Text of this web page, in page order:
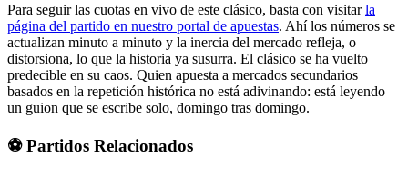
Para seguir las cuotas en vivo de este clásico, basta con visitarla
página del partido en nuestro portal de apuestas. Ahí los números se
actualizan minuto a minuto y la inercia del mercado refleja, o
distorsiona, lo que la historia ya susurra. El clásico se ha vuelto
predecible en su caos. Quien apuesta a mercados secundarios
basados en la repetición histórica no está adivinando: está leyendo
un guion que se escribe solo, domingo tras domingo.
⚽ Partidos Relacionados